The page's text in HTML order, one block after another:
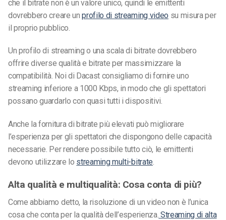
che il bitrate non è un valore unico, quindi le emittenti
dovrebbero creare unprofilo di streaming video su misura per
il proprio pubblico.
Un profilo di streaming o una scala di bitrate dovrebbero
offrire diverse qualità e bitrate per massimizzare la
compatibilità. Noi di Dacast consigliamo di fornire uno
streaming inferiore a 1000 Kbps, in modo che gli spettatori
possano guardarlo con quasi tutti i dispositivi.
Anche la fornitura di bitrate più elevati può migliorare
l’esperienza per gli spettatori che dispongono delle capacità
necessarie. Per rendere possibile tutto ciò, le emittenti
devono utilizzare lo streaming multi-bitrate.
Alta qualità e multiqualità: Cosa conta di più?
Come abbiamo detto, la risoluzione di un video non è l’unica
cosa che conta per la qualità dell’esperienza. Streaming di alta